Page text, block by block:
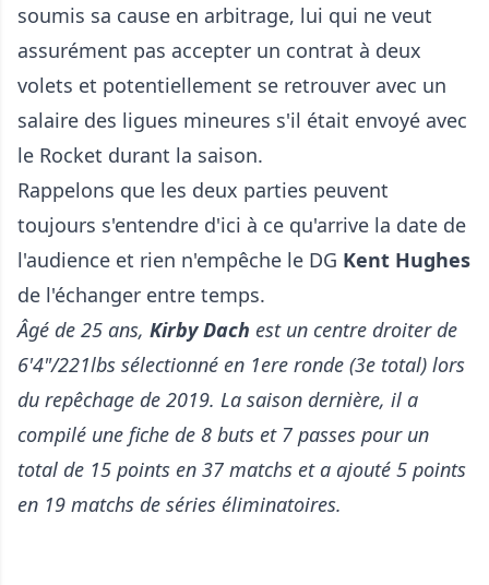
soumis sa cause en arbitrage, lui qui ne veut
assurément pas accepter un contrat à deux
volets et potentiellement se retrouver avec un
salaire des ligues mineures s'il était envoyé avec
le Rocket durant la saison.
Rappelons que les deux parties peuvent
toujours s'entendre d'ici à ce qu'arrive la date de
l'audience et rien n'empêche le DG Kent Hughes
de l'échanger entre temps.
Âgé de 25 ans, Kirby Dach est un centre droiter de
6'4"/221lbs sélectionné en 1ere ronde (3e total) lors
du repêchage de 2019. La saison dernière, il a
compilé une fiche de 8 buts et 7 passes pour un
total de 15 points en 37 matchs et a ajouté 5 points
en 19 matchs de séries éliminatoires.